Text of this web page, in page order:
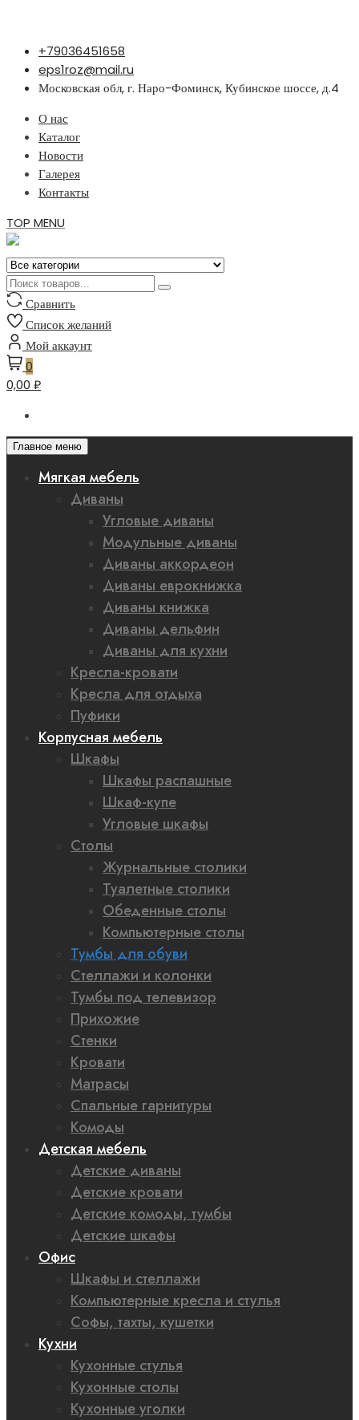
Перейти
содержимому
+79036451658
eps1roz@mail.ru
Московская обл, г. Наро-Фоминск, Кубинское шоссе, д.4
О нас
Каталог
Новости
Галерея
Контакты
TOP MENU
Сравнить
Список желаний
Мой аккаунт
0
0,00 ₽
Главное меню
Мягкая мебель
Диваны
Угловые диваны
Модульные диваны
Диваны аккордеон
Диваны еврокнижка
Диваны книжка
Диваны дельфин
Диваны для кухни
Кресла-кровати
Кресла для отдыха
Пуфики
Корпусная мебель
Шкафы
Шкафы распашные
Шкаф-купе
Угловые шкафы
Столы
Журнальные столики
Туалетные столики
Обеденные столы
Компьютерные столы
Тумбы для обуви
Стеллажи и колонки
Тумбы под телевизор
Прихожие
Стенки
Кровати
Матрасы
Спальные гарнитуры
Комоды
Детская мебель
Детские диваны
Детские кровати
Детские комоды, тумбы
Детские шкафы
Офис
Шкафы и стеллажи
Компьютерные кресла и стулья
Софы, тахты, кушетки
Кухни
Кухонные стулья
Кухонные столы
Кухонные уголки